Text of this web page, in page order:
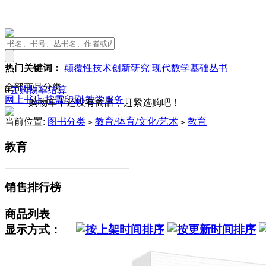
热门关键词： 颠覆性技术创新研究 现代数学基础丛书
0去购物车结算
购物车中还没有商品，赶紧选购吧！
全部商品分类
网上书店按需印刷 教学服务
当前位置: 图书分类 > 教育/体育/文化/艺术 > 教育
教育
销售排行榜
商品列表
显示方式：